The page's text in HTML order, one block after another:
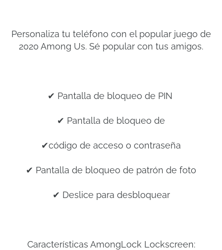
Personaliza tu teléfono con el popular juego de
2020 Among Us. Sé popular con tus amigos.
✔ Pantalla de bloqueo de PIN
✔ Pantalla de bloqueo de
✔código de acceso o contraseña
✔ Pantalla de bloqueo de patrón de foto
✔ Deslice para desbloquear
Características AmongLock Lockscreen: